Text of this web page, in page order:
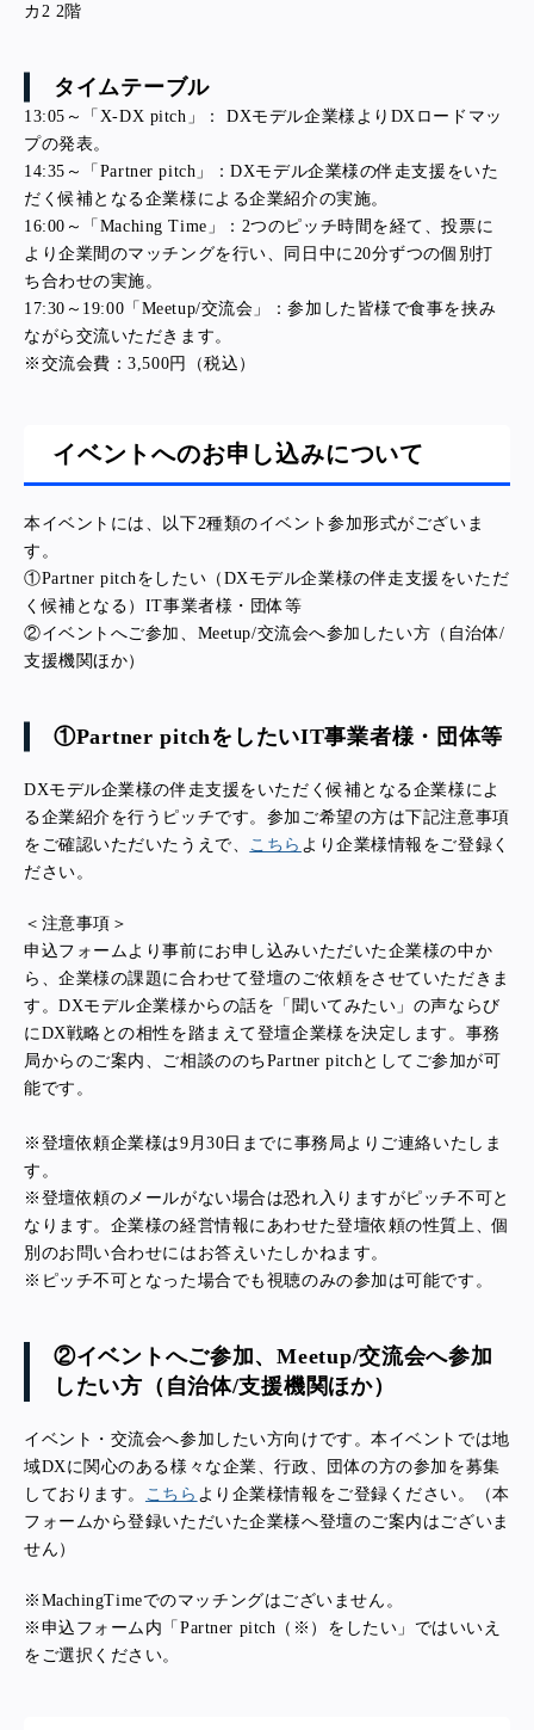
カ2 2階
タイムテーブル
13:05～「X-DX pitch」： DXモデル企業様よりDXロードマッ
プの発表。
14:35～「Partner pitch」：DXモデル企業様の伴走支援をいた
だく候補となる企業様による企業紹介の実施。
16:00～「Maching Time」：2つのピッチ時間を経て、投票に
より企業間のマッチングを行い、同日中に20分ずつの個別打
ち合わせの実施。
17:30～19:00「Meetup/交流会」：参加した皆様で食事を挟み
ながら交流いただきます。
※交流会費：3,500円（税込）
イベントへのお申し込みについて
本イベントには、以下2種類のイベント参加形式がございま
す。
①Partner pitchをしたい（DXモデル企業様の伴走支援をいただ
く候補となる）IT事業者様・団体等
②イベントへご参加、Meetup/交流会へ参加したい方（自治体/
支援機関ほか）
①Partner pitchをしたいIT事業者様・団体等
DXモデル企業様の伴走支援をいただく候補となる企業様によ
る企業紹介を行うピッチです。参加ご希望の方は下記注意事項
をご確認いただいたうえで、
こちら より企業様情報をご登録く
ださい。
＜注意事項＞
申込フォームより事前にお申し込みいただいた企業様の中か
ら、企業様の課題に合わせて登壇のご依頼をさせていただきま
す。DXモデル企業様からの話を「聞いてみたい」の声ならび
にDX戦略との相性を踏まえて登壇企業様を決定します。事務
局からのご案内、ご相談ののちPartner pitchとしてご参加が可
能です。
※登壇依頼企業様は9月30日までに事務局よりご連絡いたしま
す。
※登壇依頼のメールがない場合は恐れ入りますがピッチ不可と
なります。企業様の経営情報にあわせた登壇依頼の性質上、個
別のお問い合わせにはお答えいたしかねます。
※ピッチ不可となった場合でも視聴のみの参加は可能です。
②イベントへご参加、Meetup/交流会へ参加
したい方 （自治体/支援機関ほか）
イベント・交流会へ参加したい方向けです。本イベントでは地
域DXに関心のある様々な企業、行政、団体の方の参加を募集
しております。
こちら より企業様情報をご登録ください。
（本
フォームから登録いただいた企業様へ登壇のご案内はございま
せん）
※MachingTimeでのマッチングはございません。
※申込フォーム内「Partner pitch（※）をしたい」ではいいえ
をご選択ください。